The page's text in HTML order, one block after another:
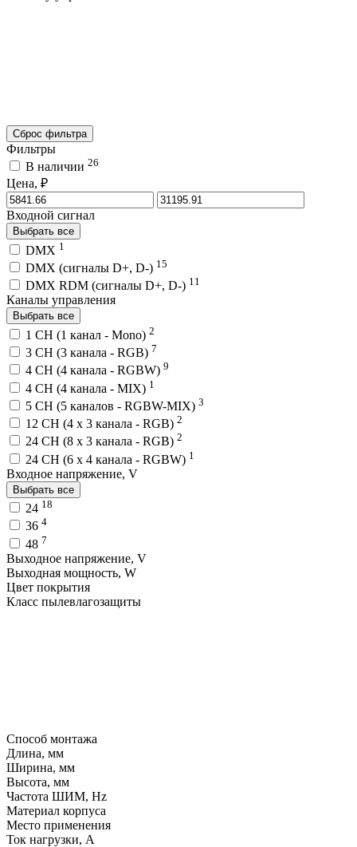
Сброс фильтра
Фильтры
В наличии 26
Цена, ₽
Входной сигнал
Выбрать все
DMX 1
DMX (сигналы D+, D-) 15
DMX RDM (сигналы D+, D-) 11
Каналы управления
Выбрать все
1 CH (1 канал - Mono) 2
3 CH (3 канала - RGB) 7
4 CH (4 канала - RGBW) 9
4 CH (4 канала - MIX) 1
5 CH (5 каналов - RGBW-MIX) 3
12 CH (4 x 3 канала - RGB) 2
24 CH (8 x 3 канала - RGB) 2
24 CH (6 x 4 канала - RGBW) 1
Входное напряжение, V
Выбрать все
24 18
36 4
48 7
Выходное напряжение, V
Выходная мощность, W
Цвет покрытия
Класс пылевлагозащиты
Способ монтажа
Длина, мм
Ширина, мм
Высота, мм
Частота ШИМ, Hz
Материал корпуса
Место применения
Ток нагрузки, A